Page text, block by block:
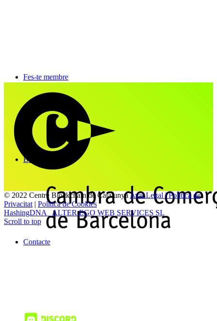
Fes-te membre
Blog
Contacte
© 2022 Centre Blockchain de CatalunyaAvis Legal | Politica de
Privacitat | Politica de Cookies
HashingDNA
ALTER EGO WEB SERVICES SL
Scroll to top